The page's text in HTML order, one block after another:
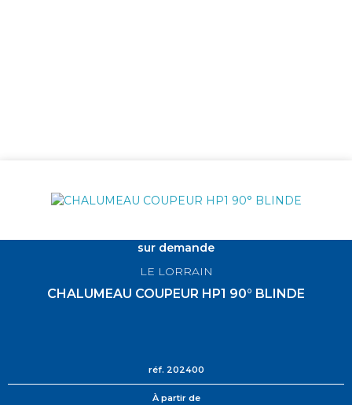
sur demande
LE LORRAIN
CHALUMEAU COUPEUR HP1 90° BLINDE
réf. 202400
À partir de